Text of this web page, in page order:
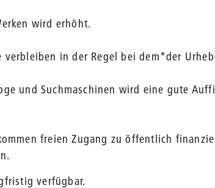
wird erhöht.
verbleiben in der Regel bei dem*der
und Suchmaschinen wird eine gute
freien Zugang zu öffentlich
verfügbar.